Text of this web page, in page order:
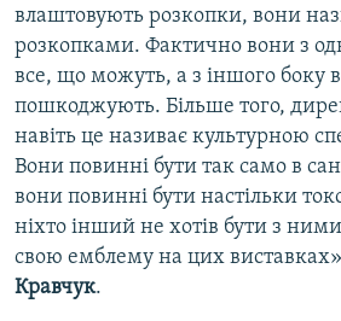
влаштовують розкопки, вони
розкопками. Фактично вони з
все, що можуть, а з іншого боку
пошкоджують. Більше того,
навіть це називає культурною
Вони повинні бути так само в
вони повинні бути настільки
ніхто інший не хотів бути з
свою емблему на цих
Кравчук.